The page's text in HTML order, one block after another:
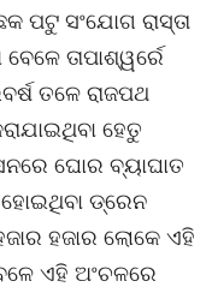
ପଟୁ ସଂଯୋଗ ରାସ୍ତା
ତାପାଶ୍ୱର୍ରେ
ତଳେ ରାଜପଥ
ହେତୁ
ଘୋର ବ୍ୟାଘାତ
ହୋଇଥିବା ଡ୍ରେନ
ହଜାର ଲୋକେ ଏହି
ଏହି ଅଂଚଳରେ